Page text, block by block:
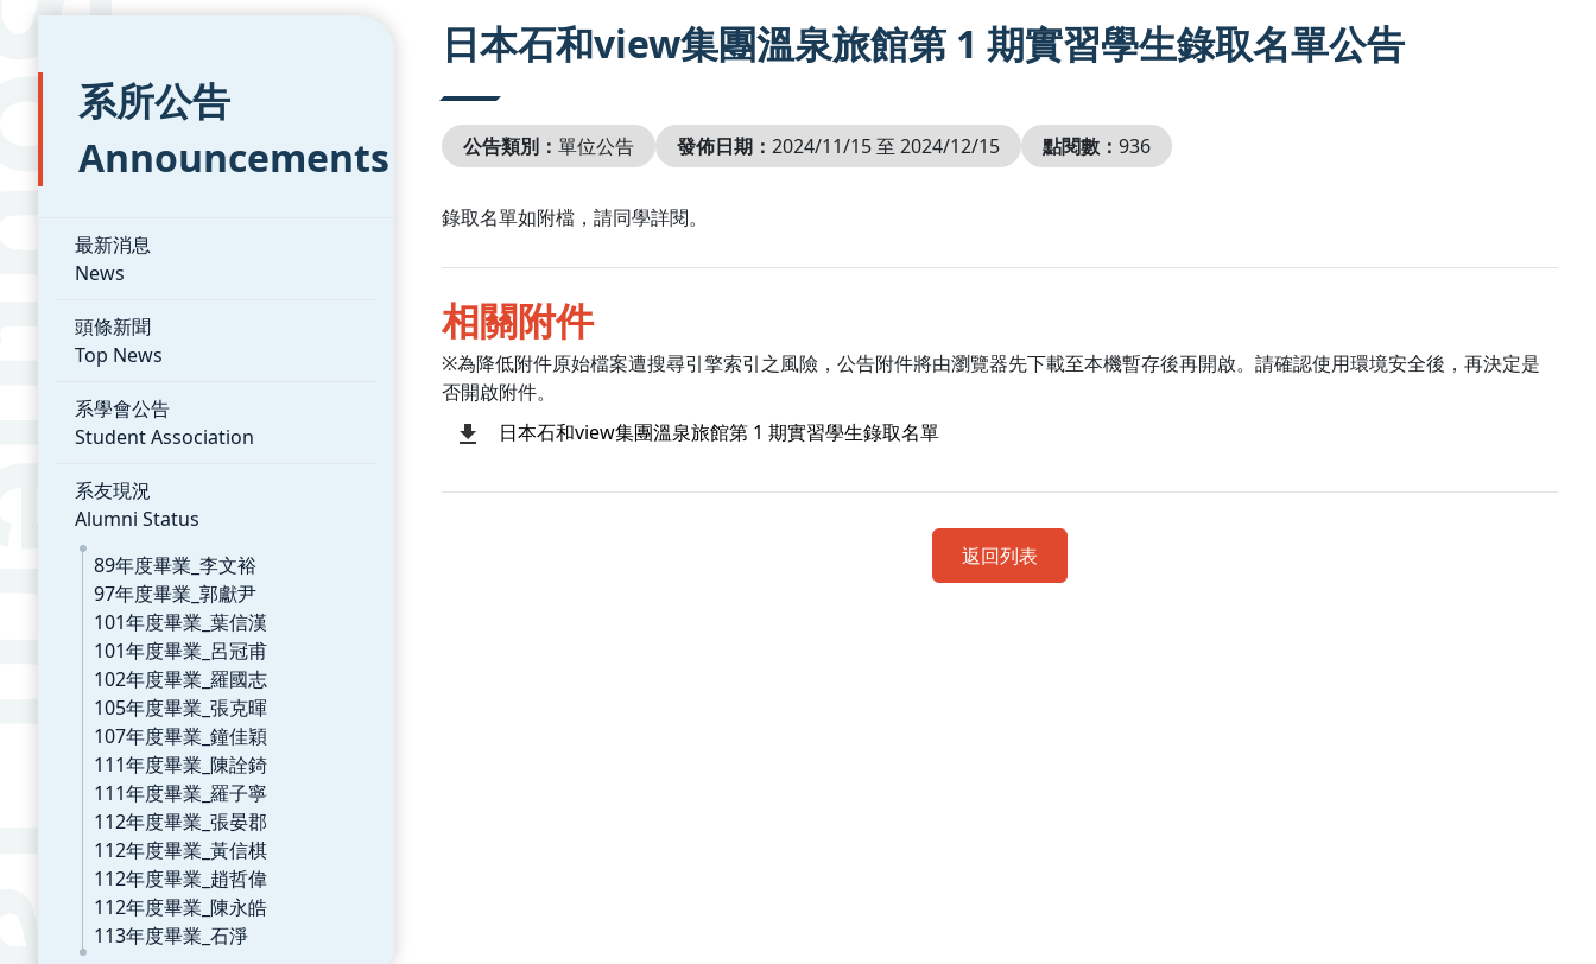
:::
系所公告
Announcements
最新消息
News
頭條新聞
Top News
系學會公告
Student Association
系友現況
Alumni Status
89年度畢業_李文裕
97年度畢業_郭獻尹
101年度畢業_葉信漢
101年度畢業_呂冠甫
102年度畢業_羅國志
105年度畢業_張克暉
107年度畢業_鐘佳穎
111年度畢業_陳詮錡
111年度畢業_羅子寧
112年度畢業_張晏郡
112年度畢業_黃信棋
112年度畢業_趙哲偉
112年度畢業_陳永皓
113年度畢業_石淨
日本石和view集團溫泉旅館第 1 期實習學生錄取名單公告
公告類別： 單位公告 發佈日期： 2024/11/15 至 2024/12/15 點閱數： 936
錄取名單如附檔，請同學詳閱。
相關附件
※為降低附件原始檔案遭搜尋引擎索引之風險，公告附件將由瀏覽器先下載至本機暫存後再開啟。請確認使用環境安全後，再決定是
否開啟附件。
日本石和view集團溫泉旅館第 1 期實習學生錄取名單
返回列表